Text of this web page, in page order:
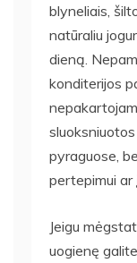
blyneliais,
natūraliu
dieną.
konditerijos
pyraguose,
pertepimui ar
Jeigu
uogienę